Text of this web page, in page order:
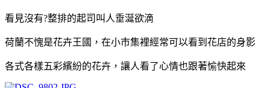
看見沒有?整排的起司叫人垂涎欲滴
荷蘭不愧是花卉王國，在小市集裡經常可以看到花店的身影
各式各樣五彩繽紛的花卉，讓人看了心情也跟著愉快起來